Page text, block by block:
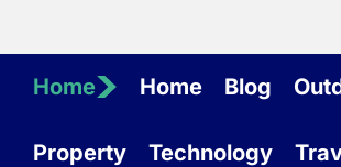
Home Home Blog
Property Technology